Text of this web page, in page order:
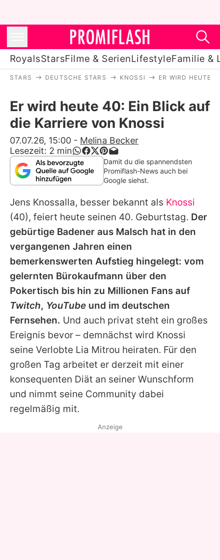
RoyalsStarsFilme & SerienLifestyleFamilie &
Stars
Filme & Serien
Lifestyle
Familie & Liebe
Alle Themen auf Promiflash
Jobs
App runterladen
Team
Redaktionelle Richtlinien
Impressum
Datenschutzerklärung
Nutzungsbedingungen
Utiq verwalten
STARS DEUTSCHE STARS KNOSSI ER WIRD HEUTE
Er wird heute 40: Ein Blick auf
die Karriere von Knossi
07.07.26, 15:00 - Melina Becker
Lesezeit: 2 min
Damit du die spannendsten
Promiflash-News auch bei
Google siehst.
Jens Knossalla, besser bekannt als Knossi
(40), feiert heute seinen 40. Geburtstag. Der
gebürtige Badener aus Malsch hat in den
vergangenen Jahren einen
bemerkenswerten Aufstieg hingelegt: vom
gelernten Bürokaufmann über den
Pokertisch bis hin zu Millionen Fans auf
Twitch, YouTube und im deutschen
Fernsehen. Und auch privat steht ein großes
Ereignis bevor – demnächst wird Knossi
seine Verlobte Lia Mitrou heiraten. Für den
großen Tag arbeitet er derzeit mit einer
konsequenten Diät an seiner Wunschform
und nimmt seine Community dabei
regelmäßig mit.
Anzeige